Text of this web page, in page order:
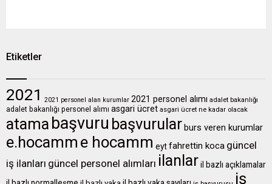
Etiketler
2021 2021 personel alan kurumlar 2021 personel alımı adalet bakanlığı
adalet bakanlığı personel alımı asgari ücret asgari ücret ne kadar olacak
atama başvuru başvurular burs veren kurumlar
e.hocamm e hocamm eytfahrettin koca güncel
iş ilanları güncel personel alımları ilanlaril bazlı açıklamalar
iş